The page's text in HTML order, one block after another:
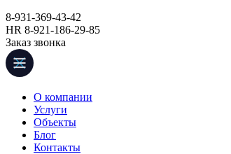
8-931-369-43-42
HR 8-921-186-29-85
Заказ звонка
О компании
Услуги
Объекты
Блог
Контакты